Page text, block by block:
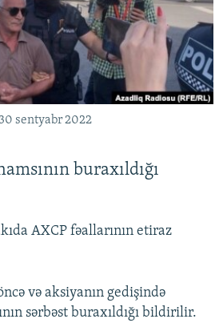
KITABXANASI
STANDARTLARIMIZ
TELEFONUNUZDA
sentyabr 2022
buraxıldığı
AXCP fəallarının etiraz
və aksiyanın gedişində
sərbəst buraxıldığı bildirilir.